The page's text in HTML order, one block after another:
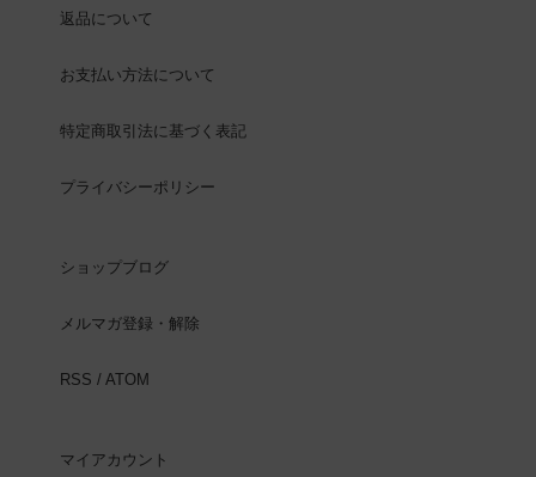
返品について
お支払い方法について
特定商取引法に基づく表記
プライバシーポリシー
ショップブログ
メルマガ登録・解除
RSS / ATOM
マイアカウント